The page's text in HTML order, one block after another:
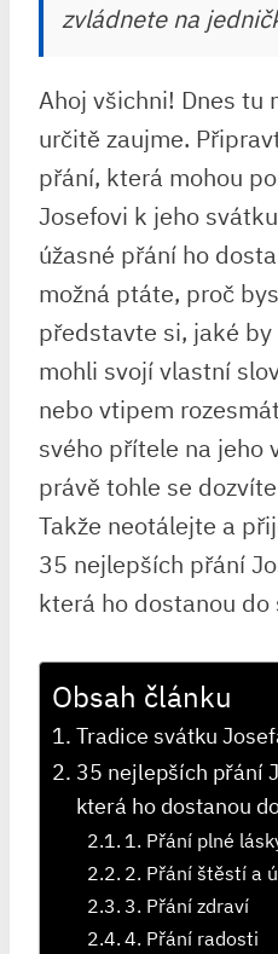
zvládnete na
Ahoj všichni! Dnes tu
určitě zaujme.
přání, která mohou
Josefovi k jeho
úžasné přání ho
možná ptáte, proč
představte si, jaké
mohli svojí vlastní
nebo vtipem
svého přítele na jeho
právě tohle se
Takže neotálejte a
35 nejlepších přání
která ho dostanou do
Obsah článku
Tradice svátku
35 nejlepších přání
která ho dostanou
1. Přání plné
2. Přání štěstí a
3. Přání zdraví
4. Přání radosti